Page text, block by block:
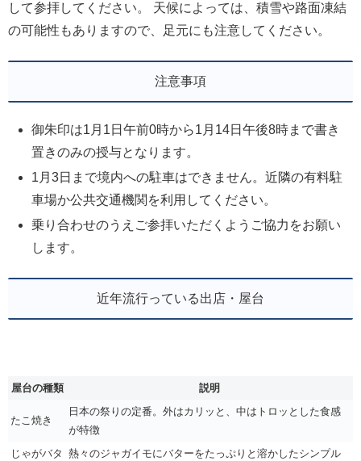
して参拝してください。 天候によっては、積雪や路面凍結
の可能性もありますので、足元にも注意してください。
注意事項
御朱印は1月1日午前0時から1月14日午後8時まで書き
置きのみの授与となります。
1月3日まで境内への駐車はできません。近隣の有料駐
車場か公共交通機関を利用してください。
乗り合わせのうえご参拝いただくようご協力をお願い
します。
近年流行っている出店・屋台
屋台の種類 説明
たこ焼き
日本の祭りの定番。外はカリッと、中はトロッとした食感
が特徴
じゃがバタ 熱々のジャガイモにバターをたっぷりと溶かしたシンプル